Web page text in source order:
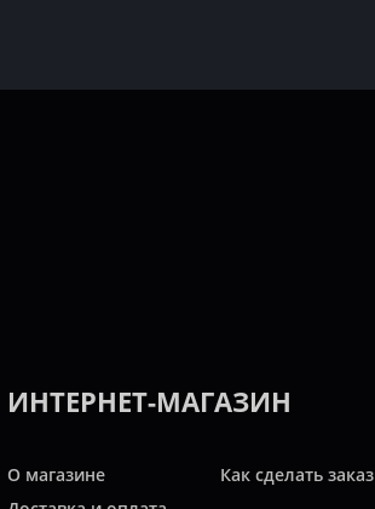
ИНТЕРНЕТ-МАГАЗИН
О магазине
Как сделать заказ